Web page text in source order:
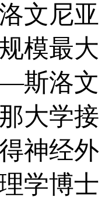
文尼亚
模最大
斯洛文
大学接
神经外
学博士